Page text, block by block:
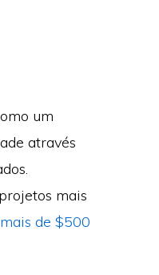
um
através
mais
mais de $500